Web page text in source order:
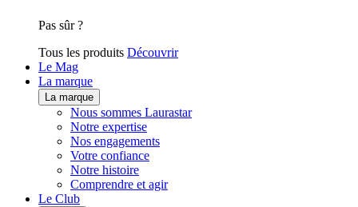
Pas sûr ?
Tous les produits Découvrir
Le Mag
La marque
La marque
Nous sommes Laurastar
Notre expertise
Nos engagements
Votre confiance
Notre histoire
Comprendre et agir
Le Club